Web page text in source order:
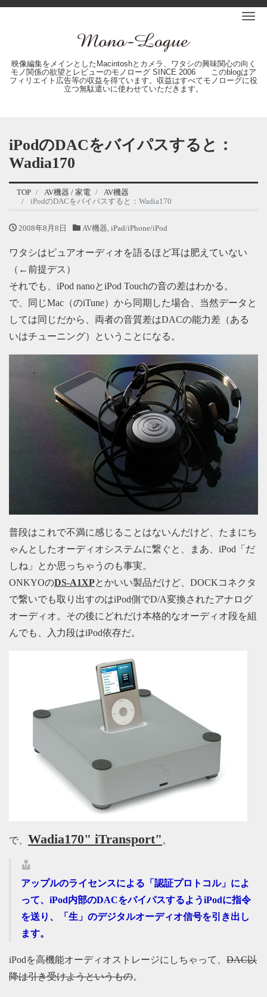
映像編集をメインとしたMacintoshとカメラ、ワタシの興味関心の向く
モノ関係の欲望とレビューのモノローグ SINCE 2006 このblogはア
フィリエイト広告等の収益を得ています。収益はすべてモノローグに役
立つ無駄遣いに使わせていただきます。
iPodのDACをバイパスすると：
Wadia170
TOP AV機器 / 家電
AV機器
iPodのDACをバイパスすると：Wadia170
2008年8月8日 AV機器, iPad/iPhone/iPod
ワタシはピュアオーディオを語るほど耳は肥えていない
（←前提デス）
それでも、iPod nanoとiPod Touchの音の差はわかる。
で、同じMac（のiTune）から同期した場合、当然データと
しては同じだから、両者の音質差はDACの能力差（ある
いはチューニング）ということになる。
普段はこれで不満に感じることはないんだけど、たまにち
ゃんとしたオーディオシステムに繋ぐと、まあ、iPod「だ
しね」とか思っちゃうのも事実。
ONKYOのDS-A1XPとかいい製品だけど、DOCKコネクタ
で繋いでも取り出すのはiPod側でD/A変換されたアナログ
オーディオ。その後にどれだけ本格的なオーディオ段を組
んでも、入力段はiPod依存だ。
で、 Wadia170" iTransport" 。
アップルのライセンスによる「認証プロトコル」によ
って、iPod内部のDACをバイパスするようiPodに指令
を送り、「生」のデジタルオーディオ信号を引き出し
ます。
iPodを高機能オーディオストレージにしちゃって、 DAC以
降は引き受けようというもの。